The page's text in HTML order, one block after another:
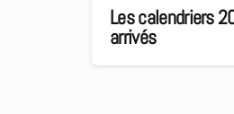
Les calendriers
arrivés